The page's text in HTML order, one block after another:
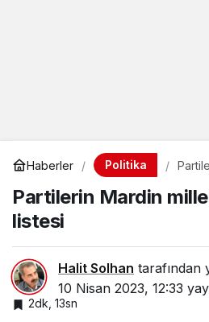
Haberler Politika
Partilerin Mardin
listesi
Halit Solhan tarafından
10 Nisan 2023, 12:33
2dk, 13sn